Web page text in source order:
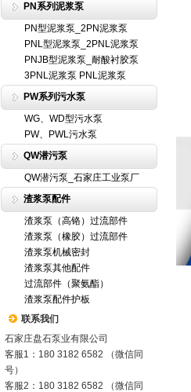
PN系列泥浆泵
PN型泥浆泵_2PN泥浆泵
PNL型泥浆泵_2PNL泥浆泵
PNJB型泥浆泵_耐酸衬胶泵
3PNL泥浆泵 PNL泥浆泵
PW系列污水泵
WG、WD型污水泵
PW、PWL污水泵
QW潜污泵
QW潜污泵_石家庄工业泵厂
渣浆泵配件
渣浆泵（高铬）过流部件
渣浆泵（橡胶）过流部件
渣浆泵机械密封
渣浆泵其他配件
过流部件（聚氨酯）
渣浆泵配件护板
联系我们
石家庄盘石泵业有限公司
客服1：180 3182 6582 （微信同
号）
客服2：180 3182 6582 （微信同